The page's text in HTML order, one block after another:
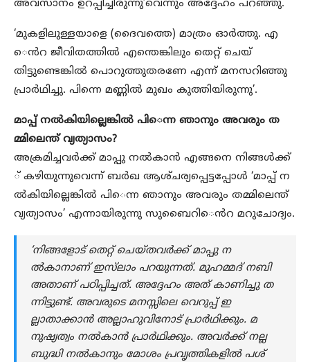
അവസാനം ഉറപ്പിച്ചിരുന്നു’വെന്നും അദ്ദേഹം പറഞ്ഞു.
‘മുകളിലുള്ളയാളെ (ദൈവത്തെ) മാത്രം ഓര്‍ത്തു. എ​​
െൻറ ജീവിതത്തിൽ എന്തെങ്കിലും തെറ്റ്​ ചെയ്​
തിട്ടുണ്ടെങ്കിൽ പൊറുത്തുതരണേ എന്ന് മനസറിഞ്ഞു
പ്രാർഥിച്ചു. പിന്നെ മണ്ണിൽ മുഖം കുത്തിയിരുന്നു’.
മാപ്പ്​ നൽകിയില്ലെങ്കിൽ പി​െന്ന ഞാനും അവരും ത
മ്മിലെന്ത്​ വ്യത്യാസം?
അക്രമിച്ചവർക്ക്​ മാപ്പു നൽകാൻ എങ്ങനെ നിങ്ങൾക്ക്​
് കഴിയുന്നുവെന്ന്​ ബർഖ ആശ്​ചര്യപ്പെട്ടപ്പോൾ ‘മാപ്പ്​ ന
ൽകിയില്ലെങ്കിൽ പി​െന്ന ഞാനും അവരും തമ്മിലെന്ത്​
വ്യത്യാസം’ എന്നായിരുന്നു സുബൈറി​​െൻറ മറുചോദ്യം.
‘നിങ്ങളോട്​ തെറ്റ്​ ചെയ്​തവർക്ക്​ മാപ്പു ന
ല്‍കാനാണ് ഇസ്‌ലാം പറയുന്നത്. മുഹമ്മദ് നബി
അതാണ് പഠിപ്പിച്ചത്. അദ്ദേഹം അത് കാണിച്ചു ത
ന്നിട്ടുണ്ട്. അവരുടെ മനസ്സിലെ വെറുപ്പ് ഇ
ല്ലാതാക്കാന്‍ അല്ലാഹുവിനോട് പ്രാർഥിക്കും. മ
നുഷ്യത്വം നൽകാൻ പ്രാർഥിക്കും. അവര്‍ക്ക് നല്ല
ബുദ്ധി നല്‍കാനും മോശം പ്രവൃത്തികളില്‍ പശ്​